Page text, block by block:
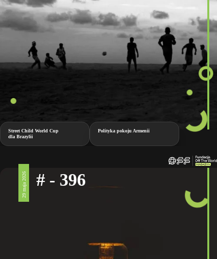
Street Child World Cup
dla Brazylii
Polityka pokoju Armenii
29 maja 2026 # - 396